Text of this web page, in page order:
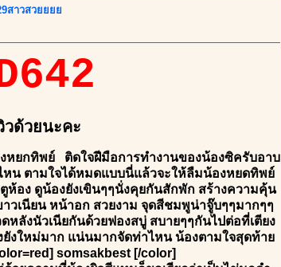
สาวสวยยยย
ด้วยนะคะ
หยกทิพย์ ติดใจฝีมือการทำงานของน้องซิครับอาบ
น ตามใจได้หมดแบบนี่แล้วจะให้ลืมน้องหยดทิพย์
ห้อง ดูน้องยังเขินๆๆนั่งคุยกันสักพัก สร้างความคุ้น
วเนียน หน้าอก สวยงาม จุดสีชมพูน่าจู๊บๆๆมากๆๆ
ลังนัวเนียกันด้วยฟองสบู่ สบายๆๆกันไปต่อที่เตียง
งใหม่มาก แน่นมากจัดท่าไหน น้องตามใจสุดท้าย
somsakbest [/color]